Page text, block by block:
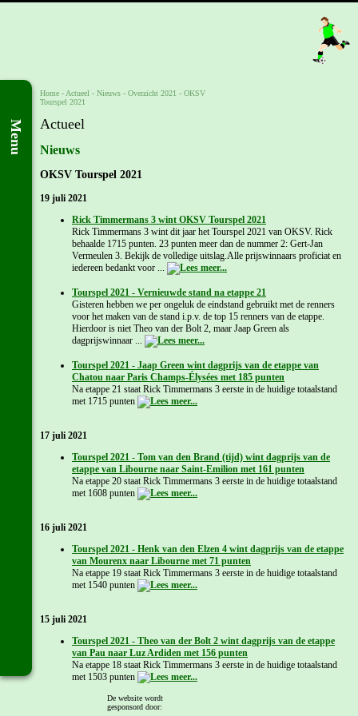
Menu
Home - Actueel - Nieuws - Overzicht 2021 - OKSV
Tourspel 2021
Actueel
Nieuws
OKSV Tourspel 2021
19 juli 2021
Rick Timmermans 3 wint OKSV Tourspel 2021
Rick Timmermans 3 wint dit jaar het Tourspel 2021 van OKSV. Rick
behaalde 1715 punten. 23 punten meer dan de nummer 2: Gert-Jan
Vermeulen 3. Bekijk de volledige uitslag.Alle prijswinnaars proficiat en
iedereen bedankt voor ...
Tourspel 2021 - Vernieuwde stand na etappe 21
Gisteren hebben we per ongeluk de eindstand gebruikt met de renners
voor het maken van de stand i.p.v. de top 15 renners van de etappe.
Hierdoor is niet Theo van der Bolt 2, maar Jaap Green als
dagprijswinnaar ...
Tourspel 2021 - Jaap Green wint dagprijs van de etappe van
Chatou naar Paris Champs-Élysées met 185 punten
Na etappe 21 staat Rick Timmermans 3 eerste in de huidige totaalstand
met 1715 punten
17 juli 2021
Tourspel 2021 - Tom van den Brand (tijd) wint dagprijs van de
etappe van Libourne naar Saint-Emilion met 161 punten
Na etappe 20 staat Rick Timmermans 3 eerste in de huidige totaalstand
met 1608 punten
16 juli 2021
Tourspel 2021 - Henk van den Elzen 4 wint dagprijs van de etappe
van Mourenx naar Libourne met 71 punten
Na etappe 19 staat Rick Timmermans 3 eerste in de huidige totaalstand
met 1540 punten
15 juli 2021
Tourspel 2021 - Theo van der Bolt 2 wint dagprijs van de etappe
van Pau naar Luz Ardiden met 156 punten
Na etappe 18 staat Rick Timmermans 3 eerste in de huidige totaalstand
met 1503 punten
De website wordt
gesponsord door: